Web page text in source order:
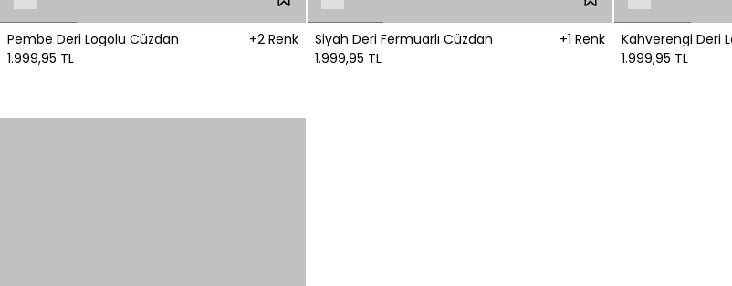
Pembe Deri Logolu Cüzdan
+2 Renk
1.999,95 TL
Siyah Deri Fermuarlı Cüzdan
+1 Renk
1.999,95 TL
Kahverengi Deri
1.999,95 TL